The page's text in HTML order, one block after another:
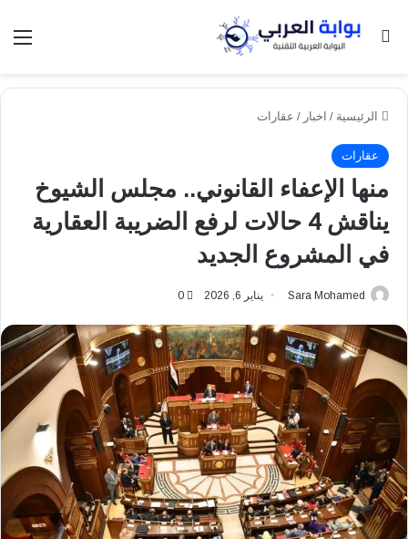
بحث عن
الرئيسية / اخبار / عقارات
عقارات
منها الإعفاء القانوني.. مجلس الشيوخ
يناقش 4 حالات لرفع الضريبة العقارية
في المشروع الجديد
Sara Mohamed يناير 6, 2026 0